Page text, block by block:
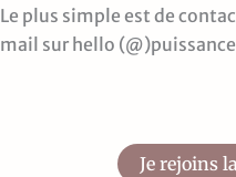
Le plus simple est de
mail sur hello
Je rejoins